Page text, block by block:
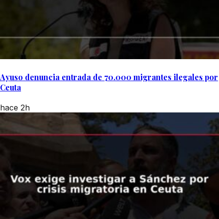
Ayuso denuncia entrada de 70.000 migrantes ilegales por
Ceuta
hace 2h